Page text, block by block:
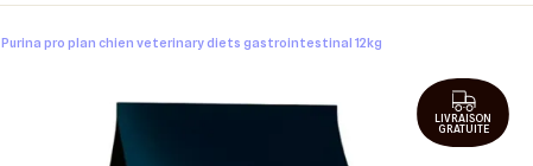
Purina pro plan chien veterinary diets gastrointestinal 12kg
LIVRAISON
GRATUITE